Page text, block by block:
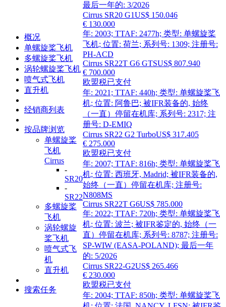
概况
单螺旋桨飞机
多螺旋桨飞机
涡轮螺旋桨飞机
喷气式飞机
直升机
经销商列表
按品牌浏览
单螺旋桨
飞机
Cirrus
-
SR20
-
SR22
多螺旋桨
飞机
涡轮螺旋
桨飞机
喷气式飞
机
直升机
搜索任务
最后一年的: 3/2026
Cirrus SR20 G1US$ 150.046
€ 130.000
年: 2003; TTAF: 2477h; 类型: 单螺旋桨
飞机; 位置: 荷兰; 系列号: 1309; 注册号:
PH-ACD
Cirrus SR22T G6 GTSUS$ 807.940
€ 700.000
欧盟税已支付
年: 2021; TTAF: 440h; 类型: 单螺旋桨飞
机; 位置: 阿鲁巴; 被IFR装备的, 始终
（一直）停留在机库; 系列号: 2317; 注
册号: D-EMIQ
Cirrus SR22 G2 TurboUS$ 317.405
€ 275.000
欧盟税已支付
年: 2007; TTAF: 816h; 类型: 单螺旋桨飞
机; 位置: 西班牙, Madrid; 被IFR装备的,
始终（一直）停留在机库; 注册号:
N808MS
Cirrus SR22T G6US$ 785.000
年: 2022; TTAF: 720h; 类型: 单螺旋桨飞
机; 位置: 波兰; 被IFR鉴定的, 始终（一
直）停留在机库; 系列号: 8787; 注册号:
SP-WIW (EASA-POLAND); 最后一年
的: 5/2026
Cirrus SR22-G2US$ 265.466
€ 230.000
欧盟税已支付
年: 2004; TTAF: 850h; 类型: 单螺旋桨飞